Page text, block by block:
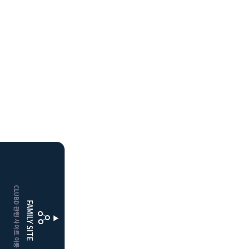
FAMILY SITE
CLUBD 관련 사이트 이동
클럽디더플레이어스